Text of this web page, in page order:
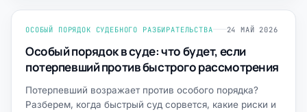
ОСОБЫЙ ПОРЯДОК СУДЕБНОГО РАЗБИРАТЕЛЬСТВА 24 МАЙ 2026
Особый порядок в суде: что будет, если
потерпевший против быстрого рассмотрения
Потерпевший возражает против особого порядка?
Разберем, когда быстрый суд сорвется, какие риски и